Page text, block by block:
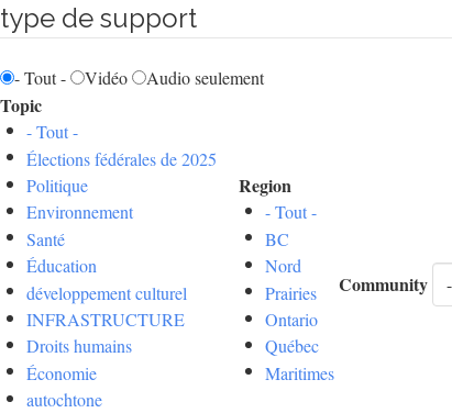
type de support
- Tout - Vidéo Audio seulement
Topic
- Tout -
Élections fédérales de 2025
Politique
Environnement
Santé
Éducation
développement culturel
INFRASTRUCTURE
Droits humains
Économie
autochtone
Region
- Tout -
BC
Nord
Prairies
Ontario
Québec
Maritimes
Community